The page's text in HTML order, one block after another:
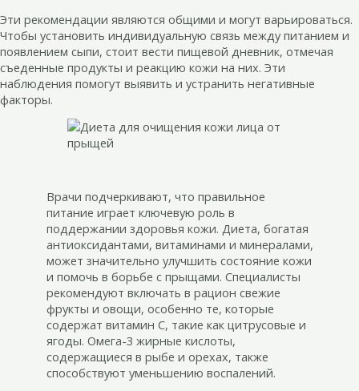
Эти рекомендации являются общими и могут варьироваться.
Чтобы установить индивидуальную связь между питанием и
появлением сыпи, стоит вести пищевой дневник, отмечая
съеденные продукты и реакцию кожи на них. Эти
наблюдения помогут выявить и устранить негативные
факторы.
Врачи подчеркивают, что правильное
питание играет ключевую роль в
поддержании здоровья кожи. Диета, богатая
антиоксидантами, витаминами и минералами,
может значительно улучшить состояние кожи
и помочь в борьбе с прыщами. Специалисты
рекомендуют включать в рацион свежие
фрукты и овощи, особенно те, которые
содержат витамин C, такие как цитрусовые и
ягоды. Омега-3 жирные кислоты,
содержащиеся в рыбе и орехах, также
способствуют уменьшению воспалений.